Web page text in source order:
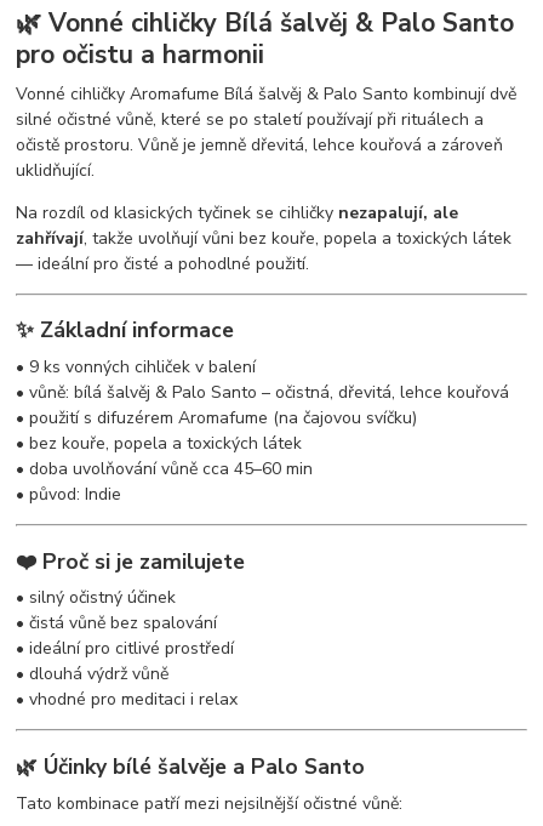
🌿 Vonné cihličky Bílá šalvěj & Palo Santo
pro očistu a harmonii
Vonné cihličky Aromafume Bílá šalvěj & Palo Santo kombinují dvě
silné očistné vůně, které se po staletí používají při rituálech a
očistě prostoru. Vůně je jemně dřevitá, lehce kouřová a zároveň
uklidňující.
Na rozdíl od klasických tyčinek se cihličky nezapalují, ale
zahřívají, takže uvolňují vůni bez kouře, popela a toxických látek
— ideální pro čisté a pohodlné použití.
✨ Základní informace
• 9 ks vonných cihliček v balení
• vůně: bílá šalvěj & Palo Santo – očistná, dřevitá, lehce kouřová
• použití s difuzérem Aromafume (na čajovou svíčku)
• bez kouře, popela a toxických látek
• doba uvolňování vůně cca 45–60 min
• původ: Indie
❤️ Proč si je zamilujete
• silný očistný účinek
• čistá vůně bez spalování
• ideální pro citlivé prostředí
• dlouhá výdrž vůně
• vhodné pro meditaci i relax
🌿 Účinky bílé šalvěje a Palo Santo
Tato kombinace patří mezi nejsilnější očistné vůně: